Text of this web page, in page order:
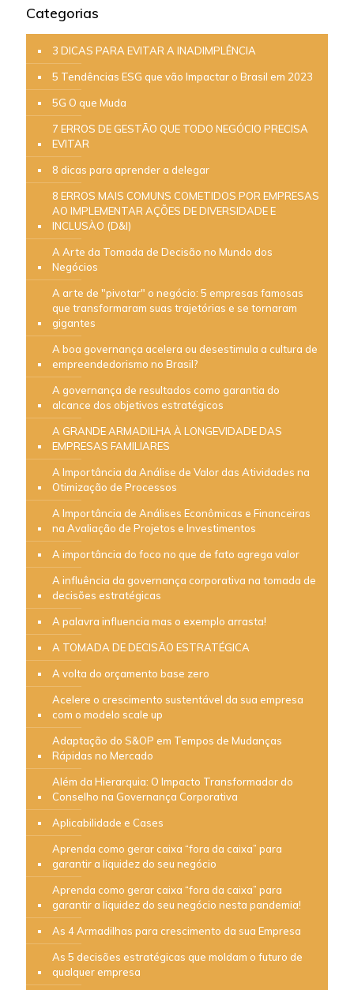
Categorias
3 DICAS PARA EVITAR A INADIMPLÊNCIA
5 Tendências ESG que vão Impactar o Brasil em 2023
5G O que Muda
7 ERROS DE GESTÃO QUE TODO NEGÓCIO PRECISA
EVITAR
8 dicas para aprender a delegar
8 ERROS MAIS COMUNS COMETIDOS POR EMPRESAS
AO IMPLEMENTAR AÇÕES DE DIVERSIDADE E
INCLUSÀO (D&I)
A Arte da Tomada de Decisão no Mundo dos
Negócios
A arte de "pivotar" o negócio: 5 empresas famosas
que transformaram suas trajetórias e se tornaram
gigantes
A boa governança acelera ou desestimula a cultura de
empreendedorismo no Brasil?
A governança de resultados como garantia do
alcance dos objetivos estratégicos
A GRANDE ARMADILHA À LONGEVIDADE DAS
EMPRESAS FAMILIARES
A Importância da Análise de Valor das Atividades na
Otimização de Processos
A Importância de Análises Econômicas e Financeiras
na Avaliação de Projetos e Investimentos
A importância do foco no que de fato agrega valor
A influência da governança corporativa na tomada de
decisões estratégicas
A palavra influencia mas o exemplo arrasta!
A TOMADA DE DECISÃO ESTRATÉGICA
A volta do orçamento base zero
Acelere o crescimento sustentável da sua empresa
com o modelo scale up
Adaptação do S&OP em Tempos de Mudanças
Rápidas no Mercado
Além da Hierarquia: O Impacto Transformador do
Conselho na Governança Corporativa
Aplicabilidade e Cases
Aprenda como gerar caixa “fora da caixa” para
garantir a liquidez do seu negócio
Aprenda como gerar caixa “fora da caixa” para
garantir a liquidez do seu negócio nesta pandemia!
As 4 Armadilhas para crescimento da sua Empresa
As 5 decisões estratégicas que moldam o futuro de
qualquer empresa